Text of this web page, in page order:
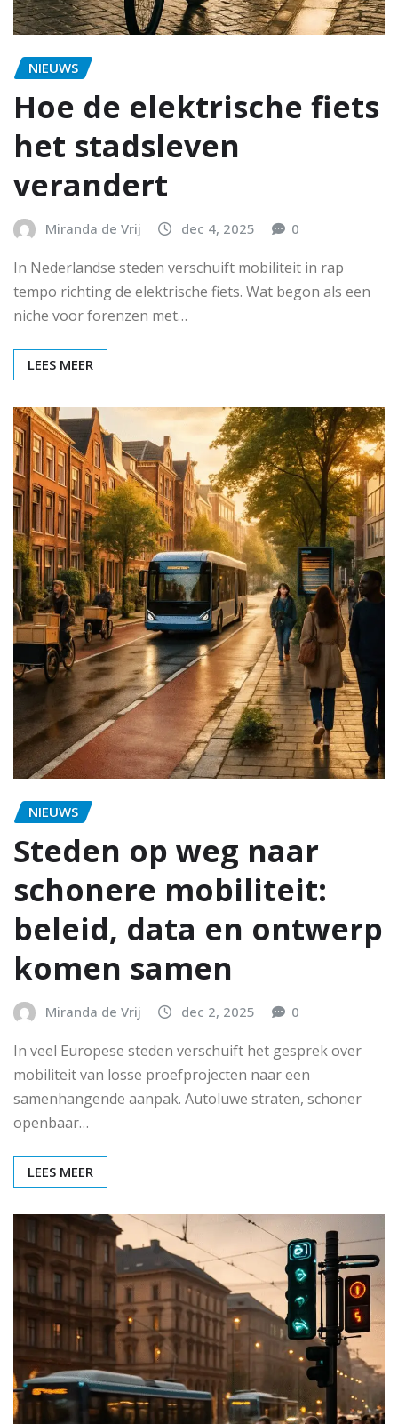
NIEUWS
Hoe de elektrische fiets
het stadsleven
verandert
Miranda de Vrij dec 4, 2025 0
In Nederlandse steden verschuift mobiliteit in rap
tempo richting de elektrische fiets. Wat begon als een
niche voor forenzen met…
LEES MEER
NIEUWS
Steden op weg naar
schonere mobiliteit:
beleid, data en ontwerp
komen samen
Miranda de Vrij dec 2, 2025 0
In veel Europese steden verschuift het gesprek over
mobiliteit van losse proefprojecten naar een
samenhangende aanpak. Autoluwe straten, schoner
openbaar…
LEES MEER